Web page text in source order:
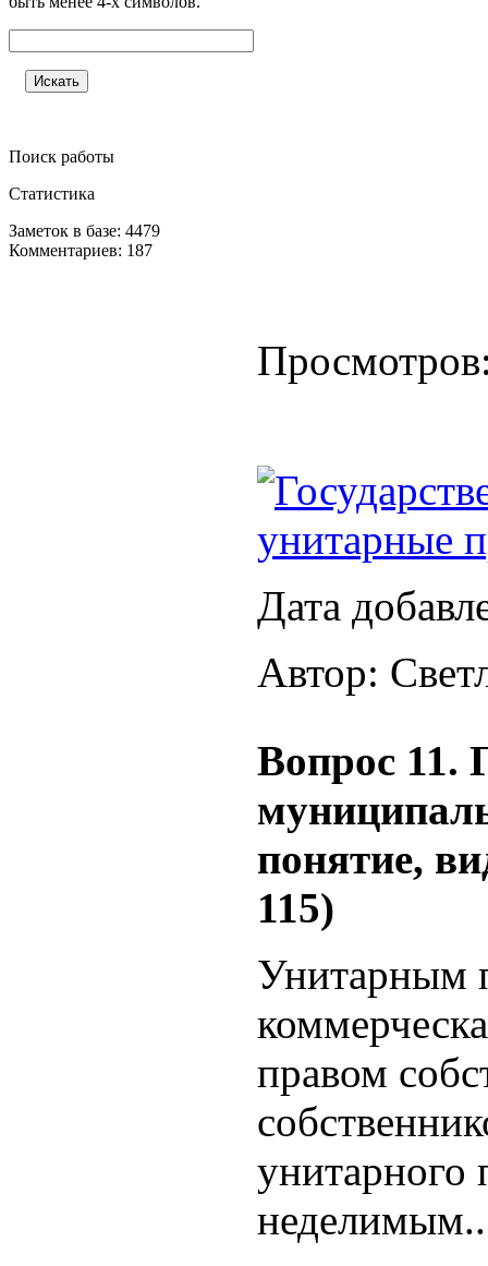
Поиск работы
Статистика
Заметок в базе: 4479
Комментариев: 187
унитарные
Дата
Автор:
Вопрос 11.
понятие,
115)
Унитарным
правом
унитарного